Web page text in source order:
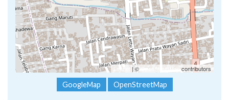
Leaflet | ©OpenStreetMap contributors
GoogleMap OpenStreetMap